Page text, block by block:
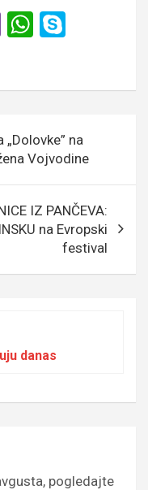
Vi W
A
p
p
„Dolovke” na
Vojvodine
IZ PANČEVA:
na Evropski
festival
danas
pogledajte